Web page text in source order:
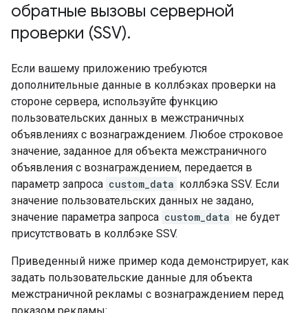
обратные вызовы серверной
проверки (SSV).
Если вашему приложению требуются
дополнительные данные в коллбэках проверки на
стороне сервера, используйте функцию
пользовательских данных в межстраничных
объявлениях с вознаграждением. Любое строковое
значение, заданное для объекта межстраничного
объявления с вознаграждением, передается в
параметр запроса custom_data коллбэка SSV. Если
значение пользовательских данных не задано,
значение параметра запроса custom_data не будет
присутствовать в коллбэке SSV.
Приведенный ниже пример кода демонстрирует, как
задать пользовательские данные для объекта
межстраничной рекламы с вознаграждением перед